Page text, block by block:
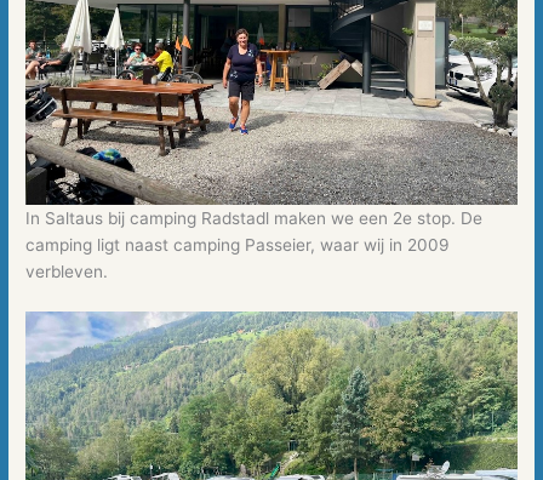
In Saltaus bij camping Radstadl maken we een 2e stop. De
camping ligt naast camping Passeier, waar wij in 2009
verbleven.